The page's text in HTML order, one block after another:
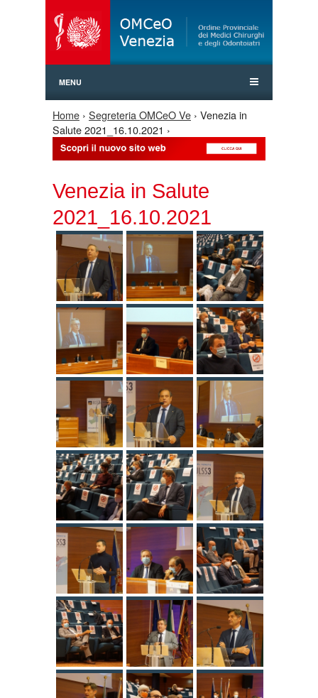
MENU
Tu sei qui
Home › Segreteria OMCeO Ve › Venezia in
Salute 2021_16.10.2021 ›
Venezia in Salute
2021_16.10.2021